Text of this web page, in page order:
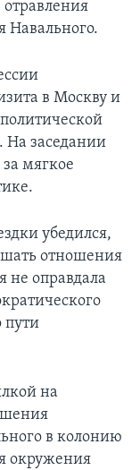
Навального.
в Москву и
На заседании
мягкое
убедился,
отношения
не оправдала
пути
на
в колонию
окружения